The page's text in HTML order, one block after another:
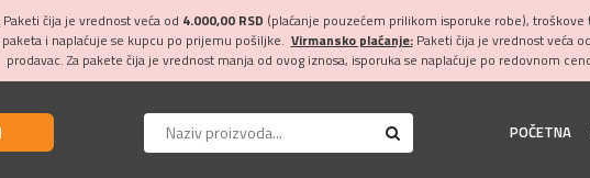
Paketi čija je vrednost veća od 4.000,00 RSD (plaćanje pouzećem prilikom isporuke robe), troškove
i naplaćuje se kupcu po prijemu pošiljke. Virmansko plaćanje:Paketi čija je vrednost veća od
prodavac. Za pakete čija je vrednost manja od ovog iznosa, isporuka se naplaćuje po redovnom
POČETNA